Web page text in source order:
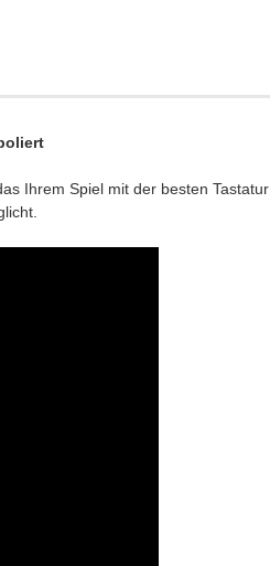
Ihrem Spiel mit der besten Tastatur